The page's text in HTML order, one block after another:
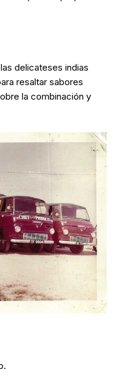
delicateses indias
resaltar sabores
la combinación y